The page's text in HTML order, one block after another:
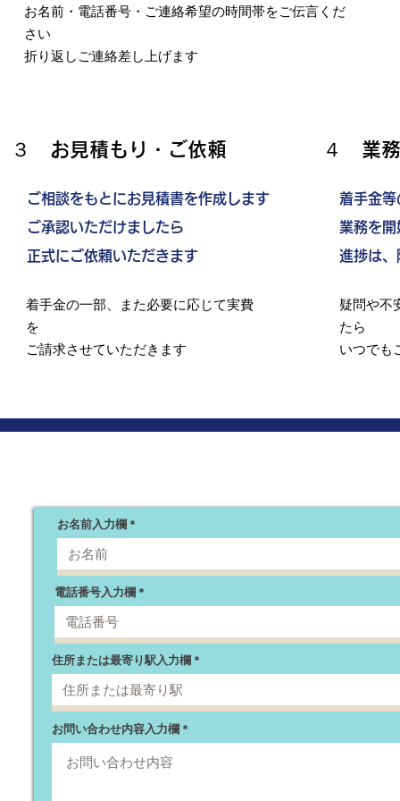
お名前・電話番号・ご連絡希望の時間帯をご伝言くだ
さい
​折り返しご連絡差し上げます
３ お見積もり・ご依頼 ４ 業
ご相談をもとにお見積書を作成します
​ご承認いただけましたら
正式にご依頼いただきます
着手金の一部、また必要に応じて実費
を
ご請求させていただきます
着手金等
業務を開
進捗は、
疑問や不
たら
いつでも
お名前入力欄
電話番号入力欄
住所または最寄り駅入力欄
お問い合わせ内容入力欄